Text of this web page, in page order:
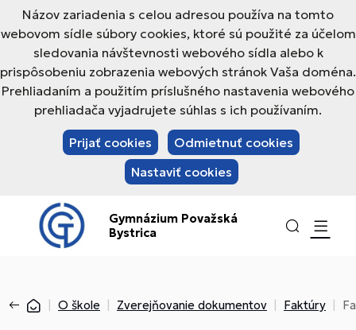
Názov zariadenia s celou adresou používa na tomto
webovom sídle súbory cookies, ktoré sú použité za účelom
sledovania návštevnosti webového sídla alebo k
prispôsobeniu zobrazenia webových stránok Vaša doména.
Prehliadaním a použitím príslušného nastavenia webového
prehliadača vyjadrujete súhlas s ich používaním.
Prijať cookies
Odmietnuť cookies
Nastaviť cookies
Gymnázium Považská
Bystrica
O škole Zverejňovanie dokumentov Faktúry